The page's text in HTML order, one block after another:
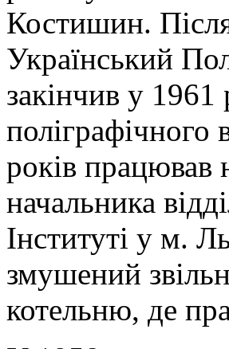
Костишин.
Український
закінчив у 1961
років працював
начальника
Інституті у м.
змушений
котельню, де